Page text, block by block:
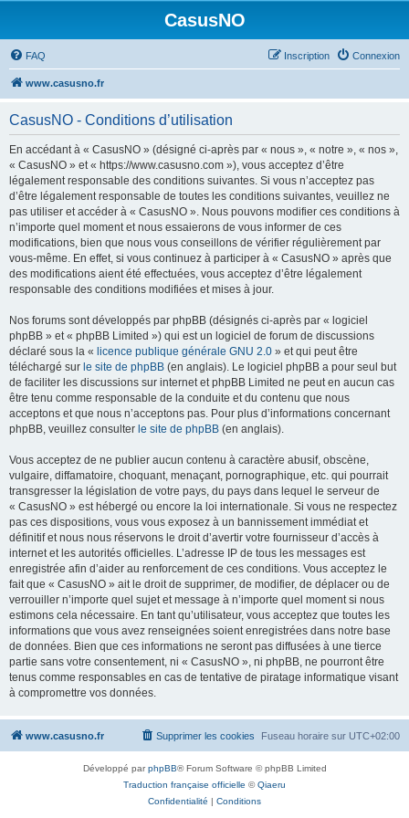
CasusNO
FAQ Connexion
Inscription
www.casusno.fr
CasusNO - Conditions d’utilisation
En accédant à « CasusNO » (désigné ci-après par « nous », « notre », « nos »,
« CasusNO » et « https://www.casusno.com »), vous acceptez d’être
légalement responsable des conditions suivantes. Si vous n’acceptez pas
d’être légalement responsable de toutes les conditions suivantes, veuillez ne
pas utiliser et accéder à « CasusNO ». Nous pouvons modifier ces conditions à
n’importe quel moment et nous essaierons de vous informer de ces
modifications, bien que nous vous conseillons de vérifier régulièrement par
vous-même. En effet, si vous continuez à participer à « CasusNO » après que
des modifications aient été effectuées, vous acceptez d’être légalement
responsable des conditions modifiées et mises à jour.
Nos forums sont développés par phpBB (désignés ci-après par « logiciel
phpBB » et « phpBB Limited ») qui est un logiciel de forum de discussions
déclaré sous la « licence publique générale GNU 2.0 » et qui peut être
téléchargé sur le site de phpBB (en anglais). Le logiciel phpBB a pour seul but
de faciliter les discussions sur internet et phpBB Limited ne peut en aucun cas
être tenu comme responsable de la conduite et du contenu que nous
acceptons et que nous n’acceptons pas. Pour plus d’informations concernant
phpBB, veuillez consulter le site de phpBB (en anglais).
Vous acceptez de ne publier aucun contenu à caractère abusif, obscène,
vulgaire, diffamatoire, choquant, menaçant, pornographique, etc. qui pourrait
transgresser la législation de votre pays, du pays dans lequel le serveur de
« CasusNO » est hébergé ou encore la loi internationale. Si vous ne respectez
pas ces dispositions, vous vous exposez à un bannissement immédiat et
définitif et nous nous réservons le droit d’avertir votre fournisseur d’accès à
internet et les autorités officielles. L’adresse IP de tous les messages est
enregistrée afin d’aider au renforcement de ces conditions. Vous acceptez le
fait que « CasusNO » ait le droit de supprimer, de modifier, de déplacer ou de
verrouiller n’importe quel sujet et message à n’importe quel moment si nous
estimons cela nécessaire. En tant qu’utilisateur, vous acceptez que toutes les
informations que vous avez renseignées soient enregistrées dans notre base
de données. Bien que ces informations ne seront pas diffusées à une tierce
partie sans votre consentement, ni « CasusNO », ni phpBB, ne pourront être
tenus comme responsables en cas de tentative de piratage informatique visant
à compromettre vos données.
www.casusno.fr Fuseau horaire sur UTC+02:00
Supprimer les cookies
Développé parphpBB® Forum Software © phpBB Limited
Traduction française officielle ©Qiaeru
Confidentialité | Conditions